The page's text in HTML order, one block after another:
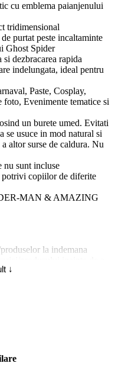
cu emblema paianjenului
tridimensional
purtat peste incaltaminte
Ghost Spider
dezbracarea rapida
indelungata, ideal pentru
Paste, Cosplay,
foto, Evenimente tematice si
un burete umed. Evitati
se usuce in mod natural si
altor surse de caldura. Nu
nu sunt incluse
potrivi copiilor de diferite
MAN & AMAZING
la indemana
si etichetele
si umiditate.
↓